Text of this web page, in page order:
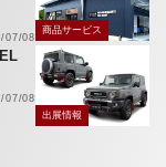
07/08
商品サービス
07/08
出展情報